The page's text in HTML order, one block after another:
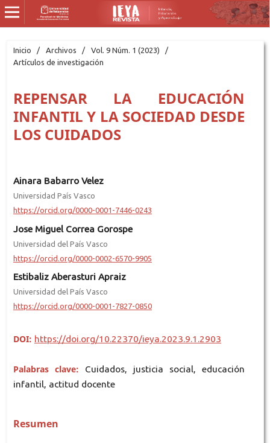
Inicio / Archivos / Vol. 9 Núm. 1 (2023)
/
Artículos de investigación
REPENSAR LA EDUCACIÓN
INFANTIL Y LA SOCIEDAD DESDE
LOS CUIDADOS
Ainara Babarro Velez
Universidad País Vasco
https://orcid.org/0000-0001-7446-0243
Jose Miguel Correa Gorospe
Universidad del País Vasco
https://orcid.org/0000-0002-6570-9905
Estibaliz Aberasturi Apraiz
Universidad del País Vasco
https://orcid.org/0000-0001-7827-0850
DOI: https://doi.org/10.22370/ieya.2023.9.1.2903
Palabras clave:
Cuidados, justicia social, educación
infantil, actitud docente
Resumen